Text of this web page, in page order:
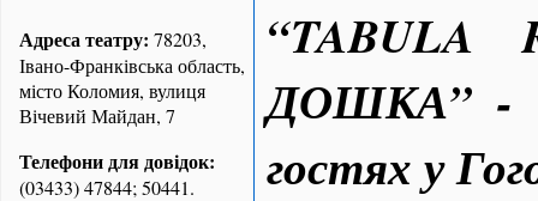
Адреса театру: 78203,
Івано-Франківська область,
місто Коломия, вулиця
Вічевий Майдан, 7
Телефони для довідок:
(03433) 47844; 50441.
“TABULA
ДОШКА” -
гостях у